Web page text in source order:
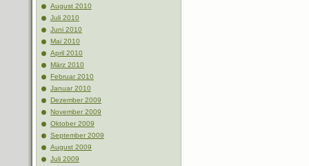
August 2010
Juli 2010
Juni 2010
Mai 2010
April 2010
März 2010
Februar 2010
Januar 2010
Dezember 2009
November 2009
Oktober 2009
September 2009
August 2009
Juli 2009